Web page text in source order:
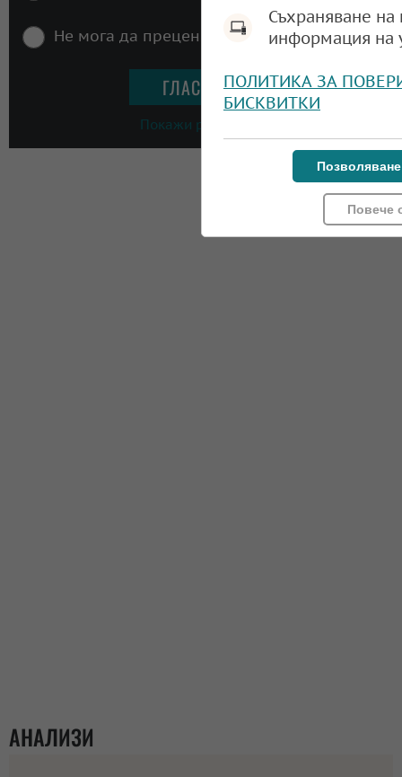
Не мога да преценя
Покажи резултати
АНАЛИЗИ
Съхраняване
информация на
ПОЛИТИКА ЗА
БИСКВИТКИ
Повече